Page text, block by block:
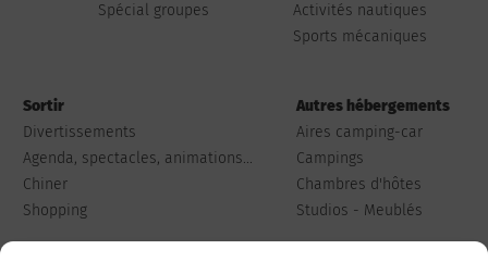
Spécial groupes
Activités nautiques
Sports mécaniques
Sortir
Divertissements
Agenda, spectacles, animations...
Chiner
Shopping
Autres hébergements
Aires camping-car
Campings
Chambres d'hôtes
Studios - Meublés